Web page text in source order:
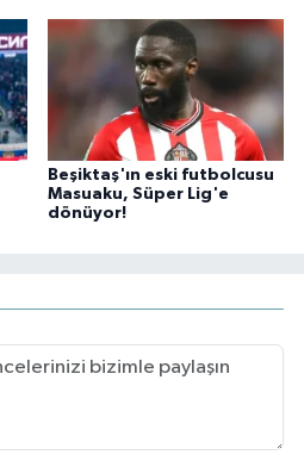
Beşiktaş'ın eski futbolcusu
Masuaku, Süper Lig'e
dönüyor!